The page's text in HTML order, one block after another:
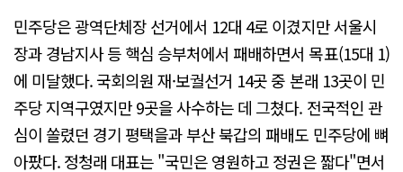
민주당은 광역단체장 선거에서 12대 4로 이겼지만 서울시
장과 경남지사 등 핵심 승부처에서 패배하면서 목표(15대 1)
에 미달했다. 국회의원 재·보궐선거 14곳 중 본래 13곳이 민
주당 지역구였지만 9곳을 사수하는 데 그쳤다. 전국적인 관
심이 쏠렸던 경기 평택을과 부산 북갑의 패배도 민주당에 뼈
아팠다. 정청래 대표는 "국민은 영원하고 정권은 짧다"면서